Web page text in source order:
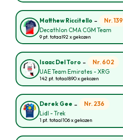
Matthew Riccitello - Nr. 139
Decathlon CMA CGM Team
9 pt. totaal92 x gekozen
Isaac Del Toro - Nr. 602
UAE Team Emirates - XRG
142 pt. totaal890 x gekozen
Derek Gee - Nr. 236
Lidl - Trek
1 pt. totaal106 x gekozen